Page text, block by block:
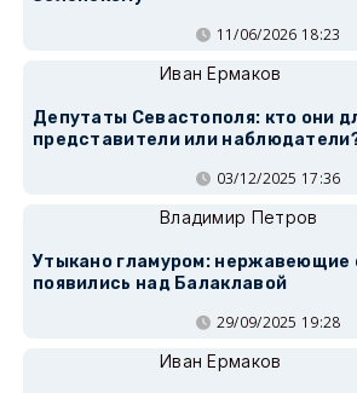
11/06/2026 18:23
Иван Ермаков
Депутаты Севастополя: кто они
представители или
03/12/2025 17:36
Владимир Петров
Утыкано гламуром: нержавеющие
появились над Балаклавой
29/09/2025 19:28
Иван Ермаков